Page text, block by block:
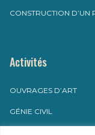
CONSTRUCTION D’UN
Activités
OUVRAGES D’ART
GÉNIE CIVIL